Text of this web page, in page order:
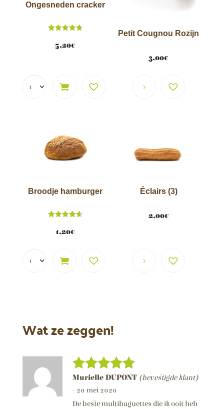
Ongesneden cracker
4.78
van 5
5,20€
Petit Cougnou Rozijn
3,00€
Broodje hamburger
4.62
van 5
1,20€
Éclairs (3)
2,00€
Wat ze zeggen!
Score5
van 5
Murielle DUPONT (bevestigde klant)
- 20 mei 2020
De beste multibaguettes die ik ooit heb